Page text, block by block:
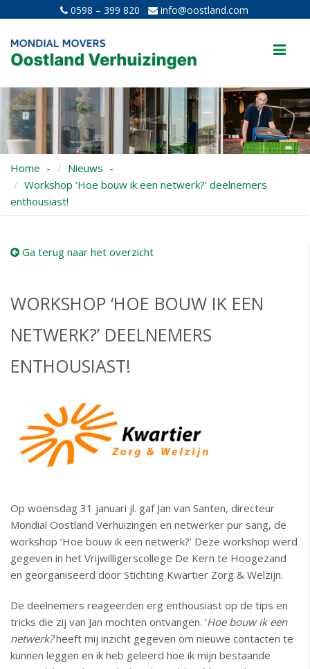
0598 – 399 820 info@oostland.com
Home
Nieuws
Workshop ‘Hoe bouw ik een netwerk?’ deelnemers
enthousiast!
Ga terug naar het overzicht
WORKSHOP ‘HOE BOUW IK EEN
NETWERK?’ DEELNEMERS
ENTHOUSIAST!
Op woensdag 31 januari jl. gaf Jan van Santen, directeur
Mondial Oostland Verhuizingen en netwerker pur sang, de
workshop ‘Hoe bouw ik een netwerk?’ Deze workshop werd
gegeven in het Vrijwilligerscollege De Kern te Hoogezand
en georganiseerd door Stichting Kwartier Zorg & Welzijn.
De deelnemers reageerden erg enthousiast op de tips en
tricks die zij van Jan mochten ontvangen. ‘Hoe bouw ik een
netwerk?heeft mij inzicht gegeven om nieuwe contacten te
kunnen leggen en ik heb geleerd hoe ik mijn bestaande